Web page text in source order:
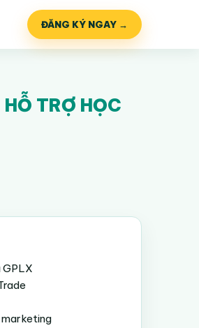
ĐĂNG KÝ NGAY →
TRỢ HỌC